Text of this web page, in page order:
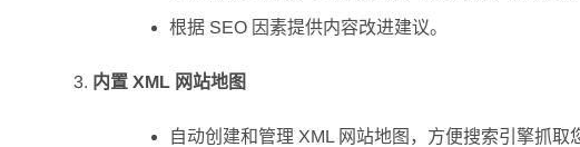
根据 SEO 因素提供内容改进建议。
内置 XML 网站地图
自动创建和管理 XML 网站地图，方便搜索引擎抓取